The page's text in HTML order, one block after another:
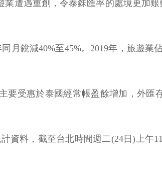
遭遇重創，令泰銖匯率的處境更加
月銳減40%至45%。2019年，旅遊
要受惠於泰國經常帳盈餘增加，外
資料，截至台北時間週二(24日)上午